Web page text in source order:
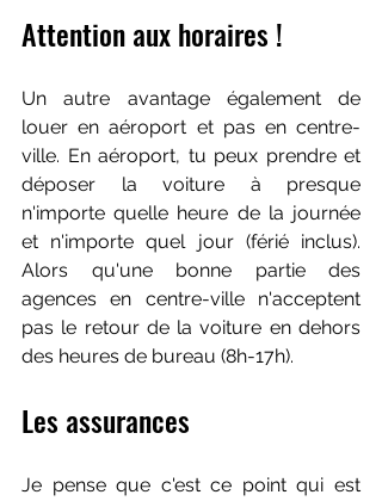
Attention aux horaires !
Un autre avantage également de
louer en aéroport et pas en centre-
ville. En aéroport, tu peux prendre et
déposer la voiture à presque
n'importe quelle heure de la journée
et n'importe quel jour (férié inclus).
Alors qu'une bonne partie des
agences en centre-ville n'acceptent
pas le retour de la voiture en dehors
des heures de bureau (8h-17h).
Les assurances
Je pense que c'est ce point qui est